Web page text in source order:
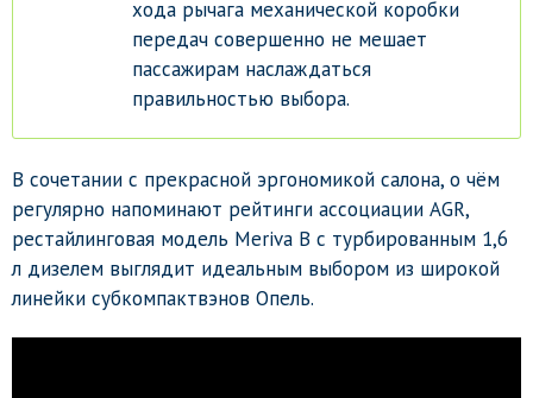
хода рычага механической коробки
передач совершенно не мешает
пассажирам наслаждаться
правильностью выбора.
В сочетании с прекрасной эргономикой салона, о чём
регулярно напоминают рейтинги ассоциации AGR,
рестайлинговая модель Meriva B с турбированным 1,6
л дизелем выглядит идеальным выбором из широкой
линейки субкомпактвэнов Опель.